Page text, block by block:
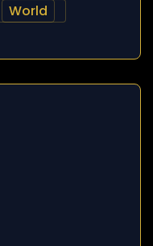
World